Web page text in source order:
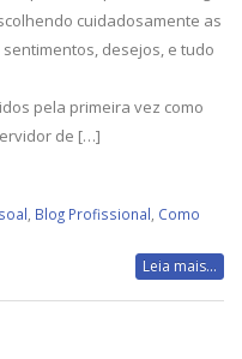
cuidadosamente as
desejos, e tudo
pela primeira vez como
de […]
Blog Profissional Como
Leia mais...